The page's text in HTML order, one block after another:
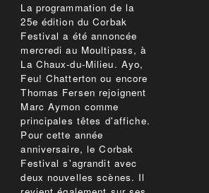
La programmation de la
25e édition du Corbak
Festival a été annoncée
mercredi au Moultipass, à
La Chaux-du-Milieu. Ayo,
Feu! Chatterton ou encore
Thomas Fersen rejoignent
Marc Aymon comme
principales têtes d'affiche.
Pour cette année
anniversaire, le Corbak
Festival s'agrandit avec
deux nouvelles scènes. Il